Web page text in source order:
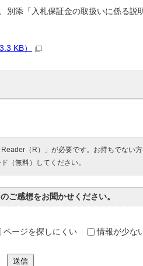
別添「入札保証金の取扱いに係る説
KB）
（R）」が必要です。お持ちでない
（無料）してください。
ご感想をお聞かせください。
ページを探しにくい 情報が少な
送信